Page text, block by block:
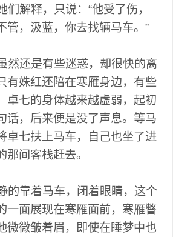
解释，只说：“他受了伤，
管，汲蓝，你去找辆马车。”
然还是有些迷惑，却很快的离
有姝红还陪在寒雁身边，有些
卓七的身体越来越虚弱，起初
话，后来便是没了声息。等马
卓七扶上马车，自己也坐了进
那间客栈赶去。
的靠着马车，闭着眼睛，这个
一面展现在寒雁面前，寒雁瞥
微微皱着眉，即使在睡梦中也